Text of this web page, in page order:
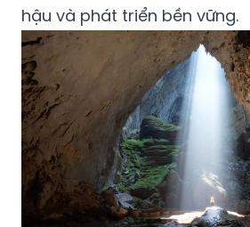
hậu và phát triển bền vững.